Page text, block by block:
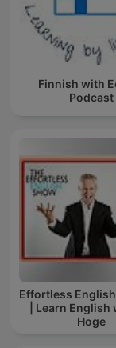
Finnish with
Podcast
Effortless
| Learn English
Hoge